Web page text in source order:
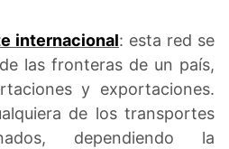
internacional: esta red se
las fronteras de un país,
y exportaciones.
de los transportes
dependiendo la